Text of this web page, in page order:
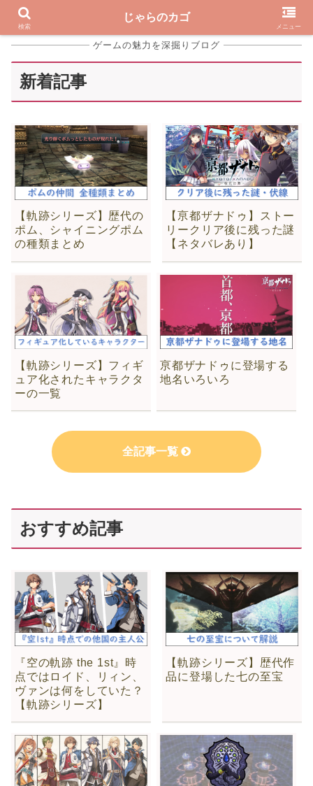
ゲームの魅力を深掘りブログ
新着記事
【軌跡シリーズ】歴代の
ポム、シャイニングポム
の種類まとめ
【亰都ザナドゥ】ストー
リークリア後に残った謎
【ネタバレあり】
【軌跡シリーズ】フィギ
ュア化されたキャラクタ
ーの一覧
亰都ザナドゥに登場する
地名いろいろ
全記事一覧
おすすめ記事
『空の軌跡 the 1st』時
点ではロイド、リィン、
ヴァンは何をしていた？
【軌跡シリーズ】
【軌跡シリーズ】歴代作
品に登場した七の至宝
検索
じゃらのカゴ
メニュー